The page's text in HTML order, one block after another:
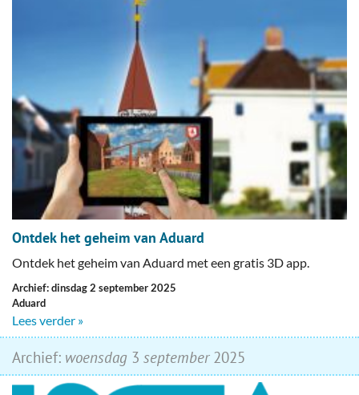
Ontdek het geheim van Aduard
Ontdek het geheim van Aduard met een gratis 3D app.
Archief: dinsdag 2 september 2025
Aduard
Lees verder »
Archief: woensdag 3 september2025